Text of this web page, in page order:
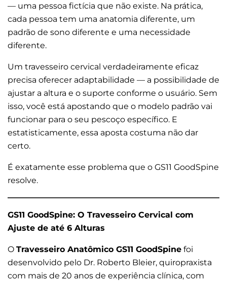
— uma pessoa fictícia que não existe. Na prática,
cada pessoa tem uma anatomia diferente, um
padrão de sono diferente e uma necessidade
diferente.
Um travesseiro cervical verdadeiramente eficaz
precisa oferecer adaptabilidade — a possibilidade de
ajustar a altura e o suporte conforme o usuário. Sem
isso, você está apostando que o modelo padrão vai
funcionar para o seu pescoço específico. E
estatisticamente, essa aposta costuma não dar
certo.
É exatamente esse problema que o GS11 GoodSpine
resolve.
GS11 GoodSpine: O Travesseiro Cervical com
Ajuste de até 6 Alturas
O Travesseiro Anatômico GS11 GoodSpine foi
desenvolvido pelo Dr. Roberto Bleier, quiropraxista
com mais de 20 anos de experiência clínica, com